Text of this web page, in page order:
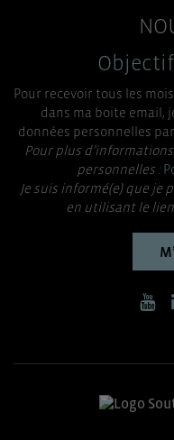
Pour recevoir tous les
dans ma boite email,
données personnelles
Pour plus
personnelles :
Je suis informé(e) que je
en utilisant le